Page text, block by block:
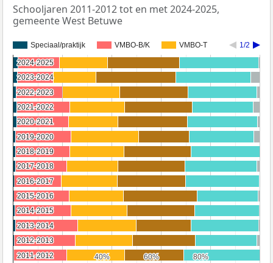
Schooljaren 2011-2012 tot en met 2024-2025,
gemeente West Betuwe
Speciaal/praktijk VMBO-B/K VMBO-T 1/2
40%
40% 60%
60% 80%
80%
2024-2025
2024-2025
2023-2024
2023-2024
2022-2023
2022-2023
2021-2022
2021-2022
2020-2021
2020-2021
2019-2020
2019-2020
2018-2019
2018-2019
2017-2018
2017-2018
2016-2017
2016-2017
2015-2016
2015-2016
2014-2015
2014-2015
2013-2014
2013-2014
2012-2013
2012-2013
2011-2012
2011-2012